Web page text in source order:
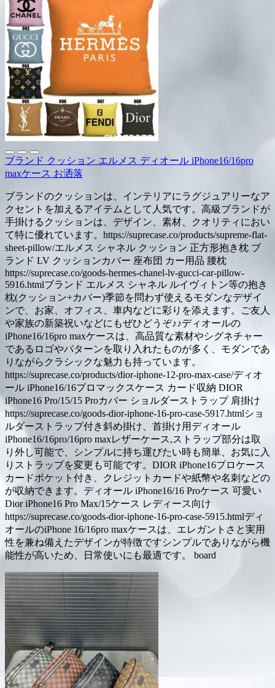
ブランド クッション エルメス ディオール iPhone16/16pro
maxケース お洒落
ブランドのクッションは、インテリアにラグジュアリーなア
クセントを加えるアイテムとして人気です。高級ブランドが
手掛けるクッションは、デザイン、素材、クオリティにおい
て特に優れています。https://suprecase.co/products/supreme-flat-
sheet-pillow/エルメス シャネル クッション 正方形抱き枕 ブ
ランド LV クッションカバー 座布団 カー用品 腰枕
https://suprecase.co/goods-hermes-chanel-lv-gucci-car-pillow-
5916.htmlブランド エルメス シャネル ルイヴィトン等の抱き
枕(クッション+カバー)季節を問わず使えるモダンなデザイ
ンで、お家、オフィス、車内などに彩りを添えます。ご友人
や家族の新築祝いなどにもぜひどうぞ♪♪ディオールの
iPhone16/16pro maxケースは、高品質な素材やシグネチャー
であるロゴやパターンを取り入れたものが多く、モダンであ
りながらクラシックな魅力も持っています。
https://suprecase.co/products/dior-iphone-12-pro-max-case/ディオ
ール iPhone16/16プロマックスケース カード収納 DIOR
iPhone16 Pro/15/15 Proカバー ショルダーストラップ 肩掛け
https://suprecase.co/goods-dior-iphone-16-pro-case-5917.htmlショ
ルダーストラップ付き斜め掛け、首掛け用ディオール
iPhone16/16pro/16pro maxレザーケース,ストラップ部分は取
り外し可能で、シンプルに持ち運びたい時も簡単、お気に入
りストラップを変更も可能です。DIOR iPhone16プロケース
カードポケット付き、クレジットカードや紙幣や名刺などの
が収納できます。ディオール iPhone16/16 Proケース 可愛い
Dior iPhone16 Pro Max/15ケース レディース向け
https://suprecase.co/goods-dior-iphone-16-pro-case-5915.htmlディ
オールのiPhone 16/16pro maxケースは、エレガントさと実用
性を兼ね備えたデザインが特徴ですシンプルでありながら機
能性が高いため、日常使いにも最適です。 board